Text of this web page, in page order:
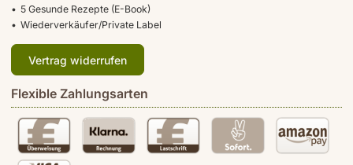
5 Gesunde Rezepte (E-Book)
Wiederverkäufer/Private Label
Vertrag widerrufen
Flexible Zahlungsarten